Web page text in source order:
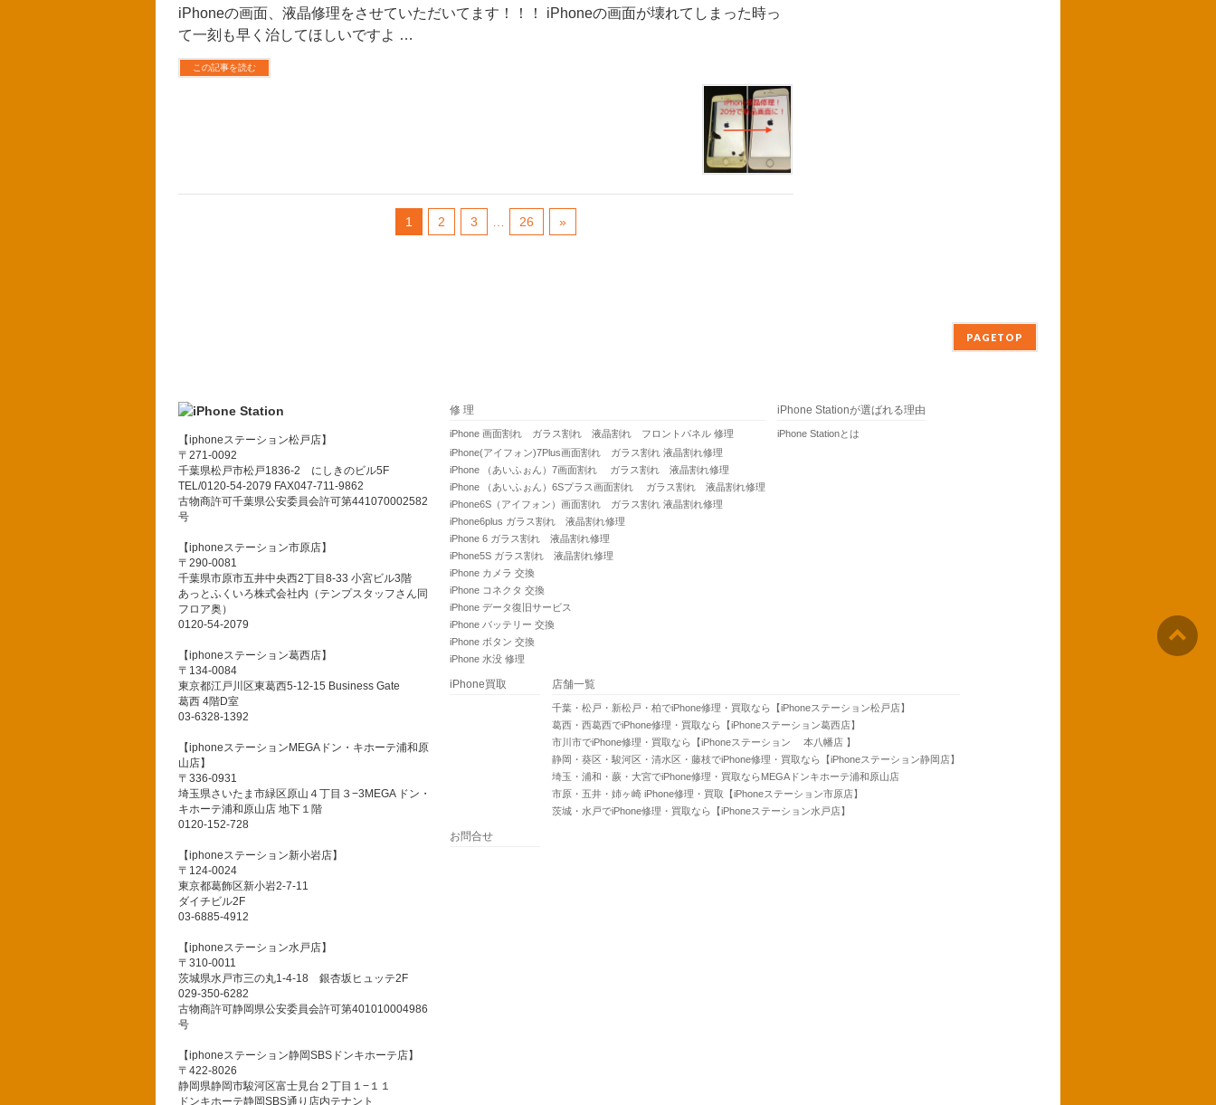
iPhoneの画面、液晶修理をさせていただいてます！！！ iPhoneの画面が壊れてしまった時っ
て一刻も早く治してほしいですよ …
この記事を読む
1 2 3 26 »
PAGETOP
【iphoneステーション松戸店】
〒271-0092
千葉県松戸市松戸1836-2 にしきのビル5F
TEL/0120-54-2079 FAX047-711-9862
古物商許可千葉県公安委員会許可第441070002582
号
【iphoneステーション市原店】
〒290-0081
千葉県市原市五井中央西2丁目8-33 小宮ビル3階
あっとふくいろ株式会社内（テンプスタッフさん同
フロア奥）
0120-54-2079
【iphoneステーション葛西店】
〒134-0084
東京都江戸川区東葛西5-12-15 Business Gate
葛西 4階D室
03-6328-1392
【iphoneステーションMEGAドン・キホーテ浦和原
山店】
〒336-0931
埼玉県さいたま市緑区原山４丁目３−3MEGA ドン・
キホーテ浦和原山店 地下１階
0120-152-728
【iphoneステーション新小岩店】
〒124-0024
東京都葛飾区新小岩2-7-11
ダイチビル2F
03-6885-4912
【iphoneステーション水戸店】
〒310-0011
茨城県水戸市三の丸1-4-18 銀杏坂ヒュッテ2F
029-350-6282
古物商許可静岡県公安委員会許可第401010004986
号
【iphoneステーション静岡SBSドンキホーテ店】
〒422-8026
静岡県静岡市駿河区富士見台２丁目１−１１
ドンキホーテ静岡SBS通り店内テナント
修 理
iPhone 画面割れ ガラス割れ 液晶割れ フロントパネル 修理
iPhone(アイフォン)7Plus画面割れ ガラス割れ 液晶割れ修理
iPhone （あいふぉん）7画面割れ ガラス割れ 液晶割れ修理
iPhone （あいふぉん）6Sプラス画面割れ ガラス割れ 液晶割れ修理
iPhone6S（アイフォン）画面割れ ガラス割れ 液晶割れ修理
iPhone6plus ガラス割れ 液晶割れ修理
iPhone 6 ガラス割れ 液晶割れ修理
iPhone5S ガラス割れ 液晶割れ修理
iPhone カメラ 交換
iPhone コネクタ 交換
iPhone データ復旧サービス
iPhone バッテリー 交換
iPhone ボタン 交換
iPhone 水没 修理
iPhone Stationが選ばれる理由
iPhone Stationとは
iPhone買取 店舗一覧
千葉・松戸・新松戸・柏でiPhone修理・買取なら【iPhoneステーション松戸店】
葛西・西葛西でiPhone修理・買取なら【iPhoneステーション葛西店】
市川市でiPhone修理・買取なら【iPhoneステーション 本八幡店 】
静岡・葵区・駿河区・清水区・藤枝でiPhone修理・買取なら【iPhoneステーション静岡店】
埼玉・浦和・蕨・大宮でiPhone修理・買取ならMEGAドンキホーテ浦和原山店
市原・五井・姉ヶ崎 iPhone修理・買取【iPhoneステーション市原店】
茨城・水戸でiPhone修理・買取なら【iPhoneステーション水戸店】
お問合せ